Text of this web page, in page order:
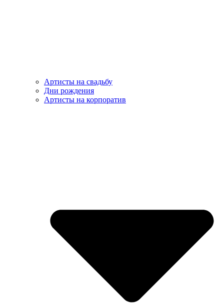
Артисты на свадьбу
Дни рождения
Артисты на корпоратив